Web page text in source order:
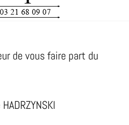
de vous faire part du